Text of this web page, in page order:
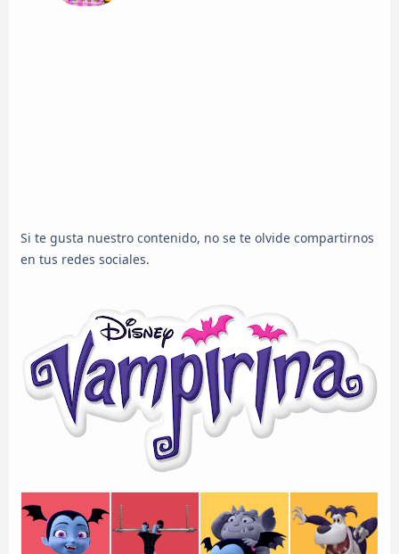
Si te gusta nuestro contenido, no se te olvide compartirnos
en tus redes sociales.